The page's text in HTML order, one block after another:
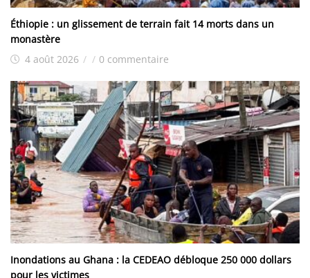
Éthiopie : un glissement de terrain fait 14 morts dans un
monastère
4 août 2026 / / 0 commentaire
Inondations au Ghana : la CEDEAO débloque 250 000 dollars
pour les victimes